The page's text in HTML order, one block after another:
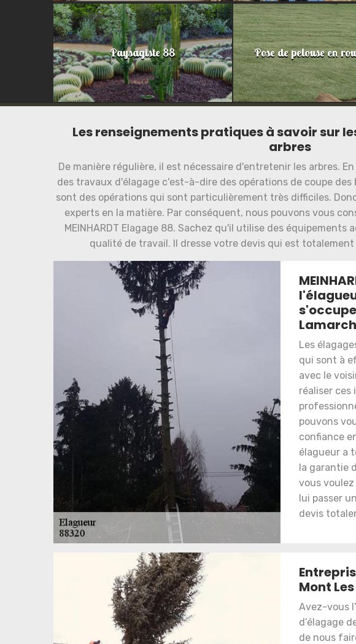
Paysagiste 88 Pose de pelouse en
Les renseignements pratiques à savoir sur
arbres
De manière régulière, il est nécessaire d'entretenir les arbres.
des travaux d'élagage c'est-à-dire des opérations de coupe des
sont des opérations qui sont particulièrement très difficiles.
experts en la matière. Par conséquent, nous pouvons vous
MEINHARDT Elagage 88. Sachez qu'il utilise des
qualité de travail. Il dresse votre devis qui est
Les
qui sont à
avec le
réaliser
pouvons
confiance
élagueur a
la garantie
vous
lui passer
devis
Mont
Avez-vous
d’élagage
de nous